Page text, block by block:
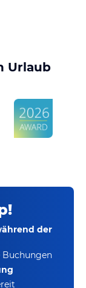
Urlaub
der
Buchungen